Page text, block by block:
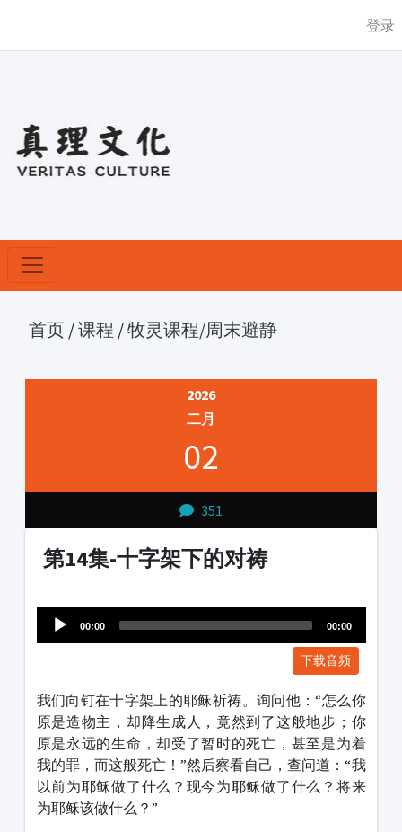
登录
首页 /课程 /牧灵课程/周末避静
2026
二月
02
351
第14集-十字架下的对祷
Player
00:00 00:00
下载音频
我们向钉在十字架上的耶稣祈祷。询问他：“怎么你
原是造物主，却降生成人，竟然到了这般地步；你
原是永远的生命，却受了暂时的死亡，甚至是为着
我的罪，而这般死亡！”然后察看自己，查问道：“我
以前为耶稣做了什么？现今为耶稣做了什么？将来
为耶稣该做什么？”